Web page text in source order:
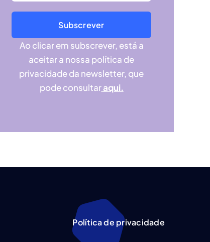
Subscrever
Ao clicar em subscrever, está a
aceitar a nossa política de
privacidade da newsletter, que
pode consultaraqui.
Política de privacidade